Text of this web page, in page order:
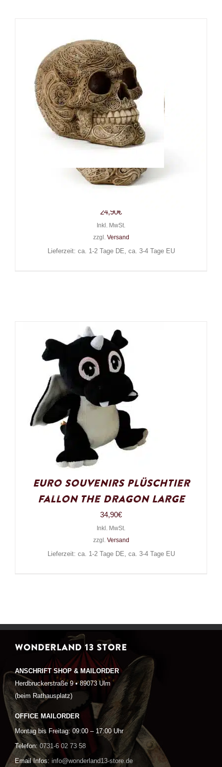
Mad Moonshine Schädel
24,90€
Inkl. MwSt.
zzgl. Versand
Lieferzeit: ca. 1-2 Tage DE, ca. 3-4 Tage EU
Euro Souvenirs Plüschtier
Fallon the Dragon Large
34,90€
Inkl. MwSt.
zzgl. Versand
Lieferzeit: ca. 1-2 Tage DE, ca. 3-4 Tage EU
WONDERLAND 13 STORE
ANSCHRIFT SHOP & MAILORDER
Herdbruckerstraße 9 • 89073 Ulm
(beim Rathausplatz)
OFFICE MAILORDER
Montag bis Freitag: 09:00 – 17:00 Uhr
Telefon: 0731-6 02 73 58
Email Infos: info@wonderland13-store.de